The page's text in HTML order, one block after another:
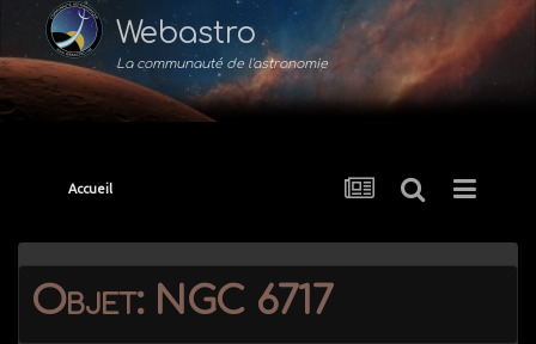
Webastro
La communauté de l'astronomie
Accueil
Objet: NGC 6717